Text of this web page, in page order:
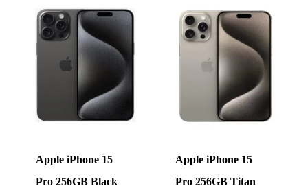
Apple iPhone 15
Pro 256GB Black
Apple iPhone 15
Pro 256GB Titan